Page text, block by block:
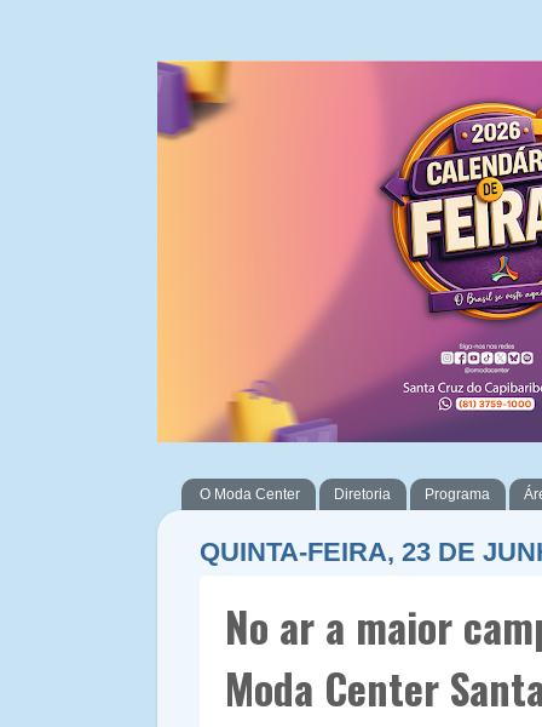
O Moda Center Diretoria Programa
QUINTA-FEIRA, 23 DE
No ar a maior
Moda Center